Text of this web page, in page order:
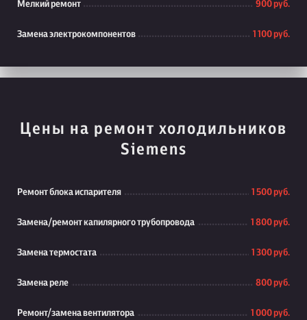
Мелкий ремонт 900 руб.
Замена электрокомпонентов 1 100 руб.
Цены на ремонт холодильников
Siemens
Ремонт блока испарителя 1 500 руб.
Замена/ремонт капилярного трубопровода 1 800 руб.
Замена термостата 1 300 руб.
Замена реле 800 руб.
Ремонт/замена вентилятора 1 000 руб.